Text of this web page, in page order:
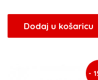
bila
je:
Dodaj u košaricu
-